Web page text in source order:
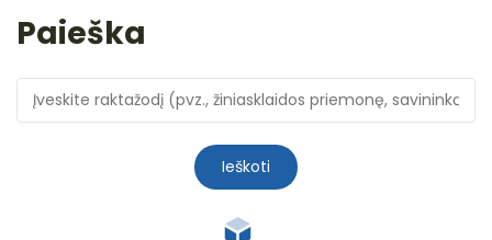
Paieška
Ieškoti